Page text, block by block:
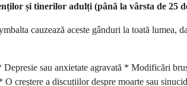
și tinerilor adulți (până la vârsta de
cauzează aceste gânduri la toată
Depresie sau anxietate agravată * Modificări
creștere a discuțiilor despre moarte sau